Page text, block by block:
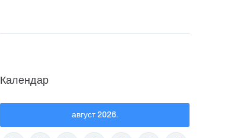
Календар
август 2026.